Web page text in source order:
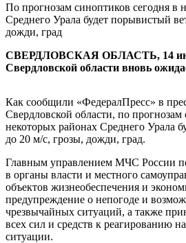
По прогнозам синоптиков сегодня в
Среднего Урала будет порывистый
дожди, град
СВЕРДЛОВСКАЯ ОБЛАСТЬ, 14
Свердловской области вновь
Как сообщили «ФедералПресс» в
Свердловской области, по прогнозам
некоторых районах Среднего Урала
до 20 м/с, грозы, дожди, град.
Главным управлением МЧС России
в органы власти и местного
объектов жизнеобеспечения и
предупреждение о непогоде и
чрезвычайных ситуаций, а также
всех сил и средств к реагированию
ситуации.